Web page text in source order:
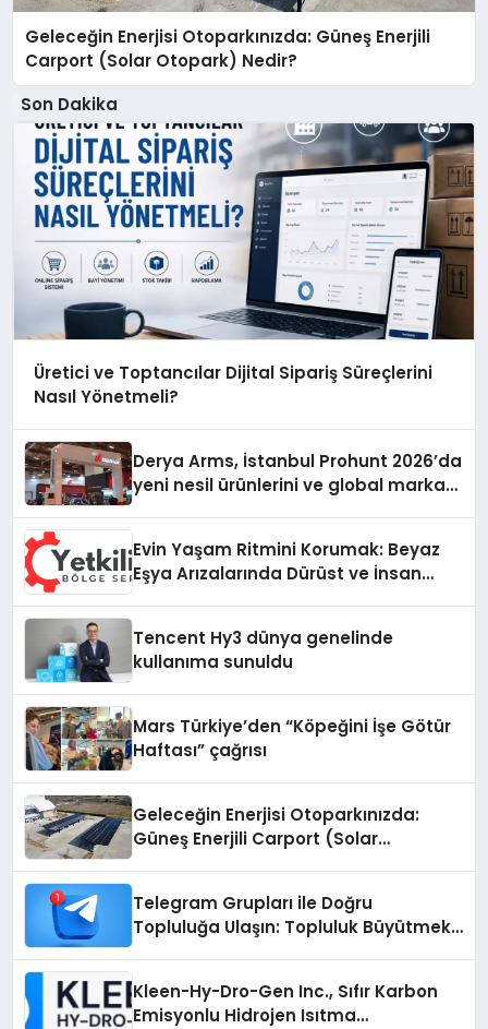
Geleceğin Enerjisi Otoparkınızda: Güneş Enerjili
Carport (Solar Otopark) Nedir?
Son Dakika
Üretici ve Toptancılar Dijital Sipariş Süreçlerini
Nasıl Yönetmeli?
Derya Arms, İstanbul Prohunt 2026’da
yeni nesil ürünlerini ve global marka
Evin Yaşam Ritmini Korumak: Beyaz
Eşya Arızalarında Dürüst ve İnsan
Tencent Hy3 dünya genelinde
kullanıma sunuldu
Mars Türkiye’den “Köpeğini İşe Götür
Haftası” çağrısı
Geleceğin Enerjisi Otoparkınızda:
Güneş Enerjili Carport (Solar
Telegram Grupları ile Doğru
Topluluğa Ulaşın: Topluluk Büyütmek
Kleen-Hy-Dro-Gen Inc., Sıfır Karbon
Emisyonlu Hidrojen Isıtma